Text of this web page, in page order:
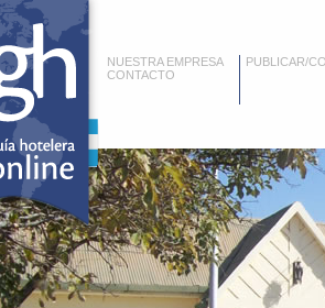
NUESTRA EMPRESA
CONTACTO
PUBLICAR/